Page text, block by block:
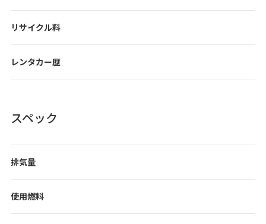
リサイクル料
レンタカー歴
スペック
排気量
使用燃料